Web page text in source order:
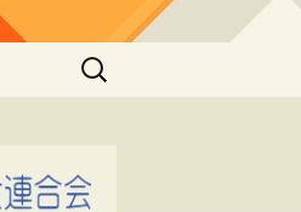
検
索: